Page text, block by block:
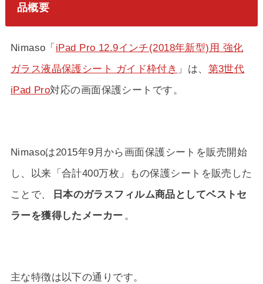
品概要
Nimaso「 iPad Pro 12.9インチ(2018年新型)用 強化
ガラス液晶保護シート ガイド枠付き 」は、 第3世代
iPad Pro対応の画面保護シートです。
Nimasoは2015年9月から画面保護シートを販売開始
し、以来「合計400万枚」もの保護シートを販売した
ことで、
日本のガラスフィルム商品としてベストセ
ラーを獲得したメーカー 。
主な特徴は以下の通りです。